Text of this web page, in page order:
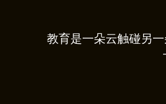
教育是一朵云触碰另